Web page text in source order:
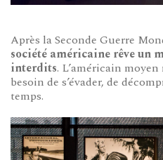
Après la Seconde Guerre
société américaine rêve un
interdits. L’américain
besoin de s’évader, de
temps.